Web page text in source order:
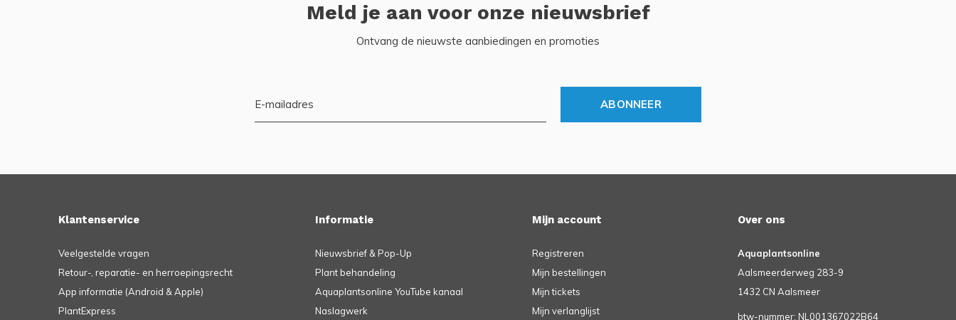
Meld je aan voor onze nieuwsbrief
Ontvang de nieuwste aanbiedingen en promoties
ABONNEER
Klantenservice
Veelgestelde vragen
Retour-, reparatie- en herroepingsrecht
App informatie (Android & Apple)
PlantExpress
Informatie
Nieuwsbrief & Pop-Up
Plant behandeling
Aquaplantsonline YouTube kanaal
Naslagwerk
Mijn account
Registreren
Mijn bestellingen
Mijn tickets
Mijn verlanglijst
Over ons
Aquaplantsonline
Aalsmeerderweg 283-9
1432 CN Aalsmeer
btw-nummer: NL001367022B64